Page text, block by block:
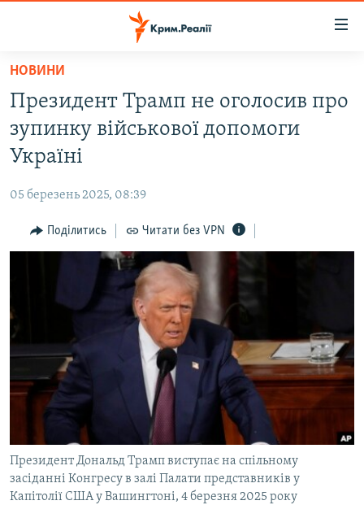
Перейти
основного
матеріалу
Перейти
до
основної
навігації
Перейти
до
ВОДА.КРИМ
ВІДЕО ТА ФОТО
БЛОГИ
ПОГЛЯД
ВСЕ ЗА ДЕНЬ
ДЕПОРТАЦІЯ
ВІДЕОУРОКИ «ELIFBE»
СВІДЧЕННЯ ОКУПАЦІЇ
УКРАЇНСЬКА ПРОБЛЕМА КРИМУ
ІНФОГРАФІКА
ЯК ОБІЙТИ БЛОКУВАННЯ
Русский
Qırımtatar
ДОЛУЧАЙСЯ!
НОВИНИ
Президент Трамп не оголосив про
зупинку військової допомоги
Україні
05 березень 2025, 08:39
Поділитись Читати без VPN
Президент Дональд Трамп виступає на спільному
засіданні Конгресу в залі Палати представників у
Капітолії США у Вашингтоні, 4 березня 2025 року